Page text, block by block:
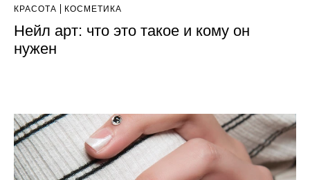
КРАСОТА КОСМЕТИКА
Нейл арт: что это такое и кому он
нужен